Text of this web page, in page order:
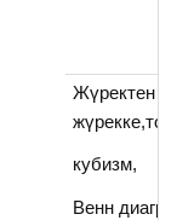
Жүректен
кубизм,
Венн